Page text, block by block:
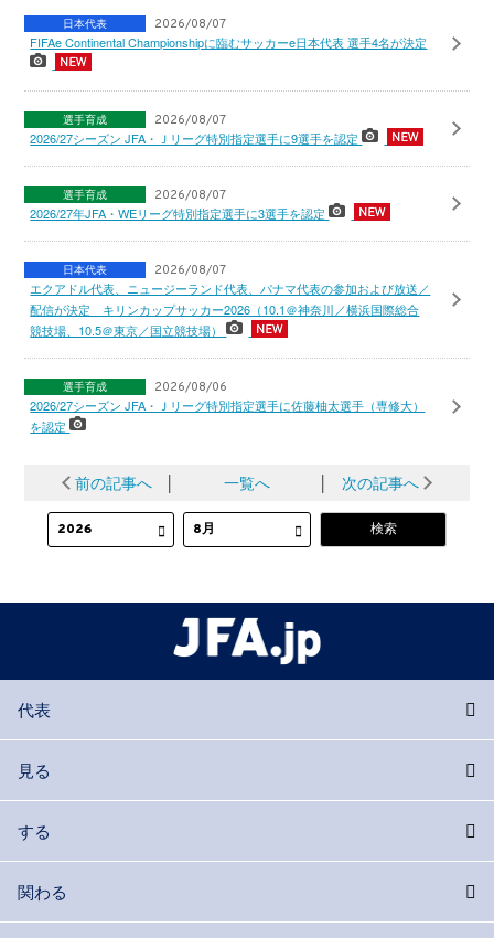
日本代表 2026/08/07
FIFAe Continental Championshipに臨むサッカーe日本代表 選手4名が決定
選手育成 2026/08/07
2026/27シーズン JFA・Ｊリーグ特別指定選手に9選手を認定
選手育成 2026/08/07
2026/27年JFA・WEリーグ特別指定選手に3選手を認定
日本代表 2026/08/07
エクアドル代表、ニュージーランド代表、パナマ代表の参加および放送／
配信が決定 キリンカップサッカー2026（10.1＠神奈川／横浜国際総合
競技場、10.5＠東京／国立競技場）
選手育成 2026/08/06
2026/27シーズン JFA・Ｊリーグ特別指定選手に佐藤柚太選手（専修大）
を認定
前の記事へ │ 一覧へ │ 次の記事へ
代表
見る
する
関わる